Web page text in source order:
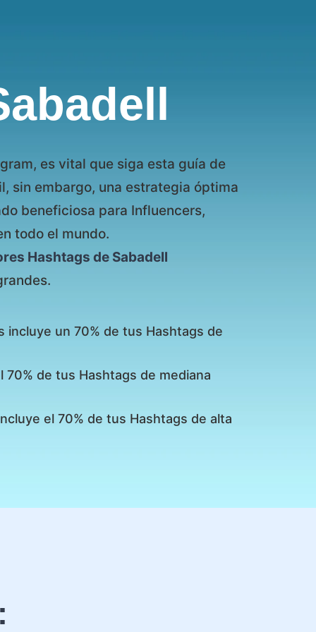
es vital que siga esta guía de
sin embargo, una estrategia óptima
beneficiosa para Influencers,
todo el mundo.
Hashtags de Sabadell
un 70% de tus Hashtags de
de tus Hashtags de mediana
el 70% de tus Hashtags de alta